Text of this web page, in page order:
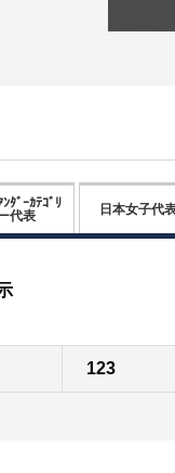
ﾀﾞｰｶﾃｺﾞﾘ
代表
日本女子代
123